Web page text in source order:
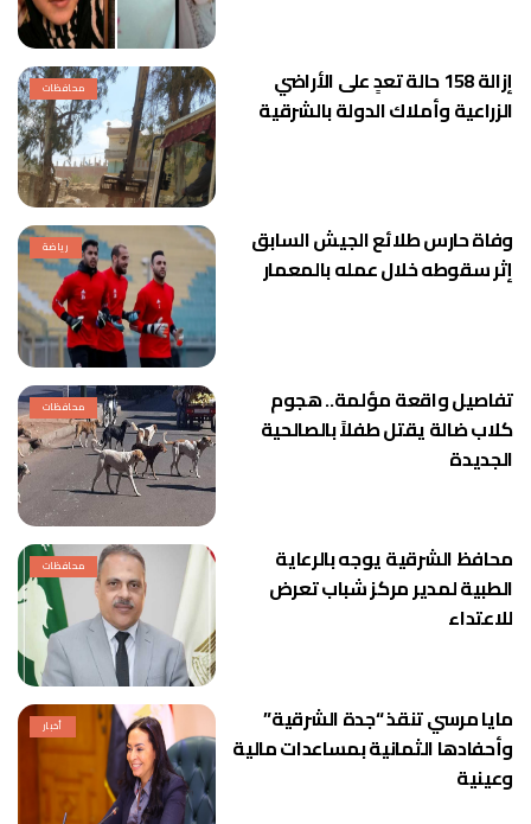
محافظات
إزالة 158 حالة تعدٍ على الأراضي
الزراعية وأملاك الدولة بالشرقية
رياضة
وفاة حارس طلائع الجيش السابق
إثر سقوطه خلال عمله بالمعمار
محافظات
تفاصيل واقعة مؤلمة.. هجوم
كلاب ضالة يقتل طفلاً بالصالحية
الجديدة
محافظات
محافظ الشرقية يوجه بالرعاية
الطبية لمدير مركز شباب تعرض
للاعتداء
أخبار
مايا مرسي تنقذ “جدة الشرقية”
وأحفادها الثمانية بمساعدات مالية
وعينية